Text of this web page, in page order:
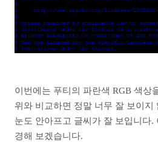
이번에는 푸티의 파란색 RGB 색상
위와 비교하면 정말 너무 잘 보이지
눈도 안아프고 글씨가 잘 보입니다.
경해 보겠습니다.